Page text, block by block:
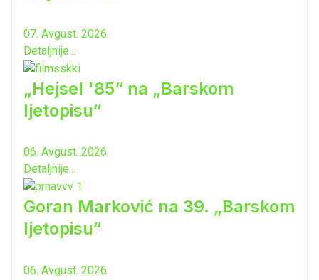
07. Avgust. 2026.
Detaljnije...
„Hejsel '85“ na „Barskom
ljetopisu“
06. Avgust. 2026.
Detaljnije...
Goran Marković na 39. „Barskom
ljetopisu“
06. Avgust. 2026.